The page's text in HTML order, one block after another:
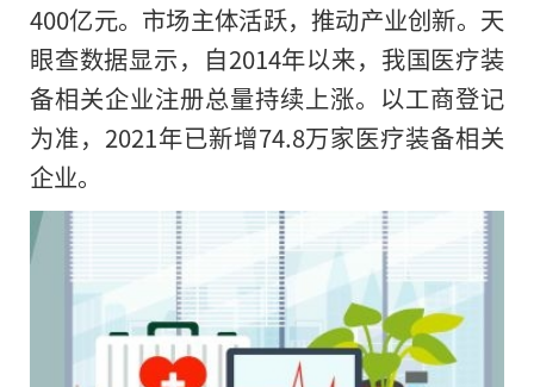
400亿元。市场主体活跃，推动产业创新。天
眼查数据显示，自2014年以来，我国医疗装
备相关企业注册总量持续上涨。以工商登记
为准，2021年已新增74.8万家医疗装备相关
企业。